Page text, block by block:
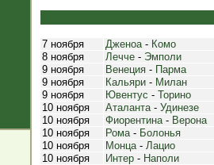
7 ноября Дженоа- Комо
8 ноября
Лечче - Эмполи
9 ноября
Венеция - Парма
9 ноября
Кальяри - Милан
9 ноября
Ювентус - Торино
10 ноября
Аталанта- Удинезе
10 ноября
Фиорентина- Верона
10 ноября
Рома- Болонья
10 ноября
Монца- Лацио
10 ноября
Интер - Наполи